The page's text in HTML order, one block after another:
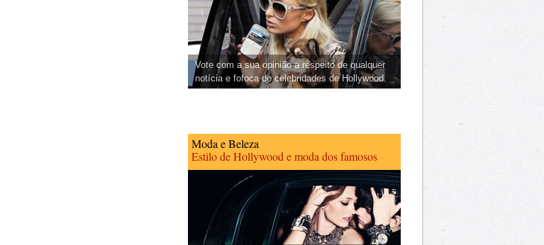
Vote com a sua opinião a respeito de qualquer
notícia e fofoca de celebridades de Hollywood.
Moda e Beleza
Estilo de Hollywood e moda dos famosos